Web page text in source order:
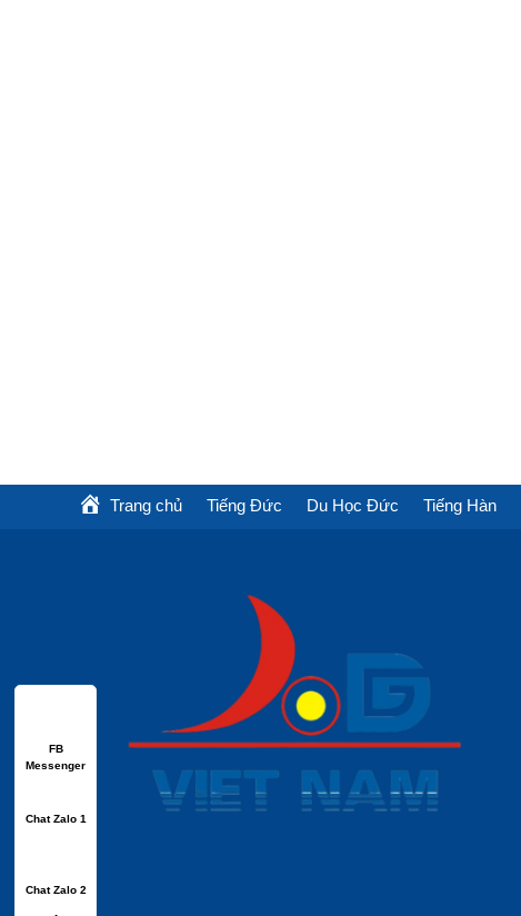
Trang chủ Tiếng Đức Du Học Đức Tiếng Hàn
FB
Messenger
Chat Zalo 1
Chat Zalo 2